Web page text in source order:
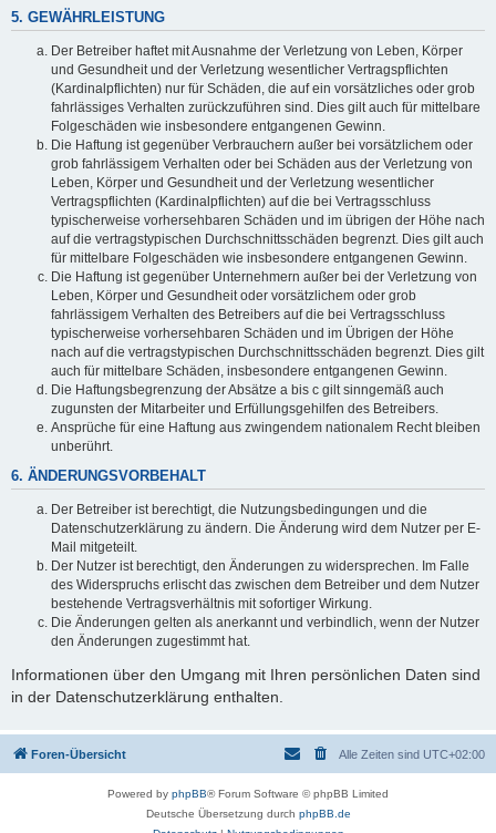
5. GEWÄHRLEISTUNG
Der Betreiber haftet mit Ausnahme der Verletzung von Leben, Körper
und Gesundheit und der Verletzung wesentlicher Vertragspflichten
(Kardinalpflichten) nur für Schäden, die auf ein vorsätzliches oder grob
fahrlässiges Verhalten zurückzuführen sind. Dies gilt auch für mittelbare
Folgeschäden wie insbesondere entgangenen Gewinn.
Die Haftung ist gegenüber Verbrauchern außer bei vorsätzlichem oder
grob fahrlässigem Verhalten oder bei Schäden aus der Verletzung von
Leben, Körper und Gesundheit und der Verletzung wesentlicher
Vertragspflichten (Kardinalpflichten) auf die bei Vertragsschluss
typischerweise vorhersehbaren Schäden und im übrigen der Höhe nach
auf die vertragstypischen Durchschnittsschäden begrenzt. Dies gilt auch
für mittelbare Folgeschäden wie insbesondere entgangenen Gewinn.
Die Haftung ist gegenüber Unternehmern außer bei der Verletzung von
Leben, Körper und Gesundheit oder vorsätzlichem oder grob
fahrlässigem Verhalten des Betreibers auf die bei Vertragsschluss
typischerweise vorhersehbaren Schäden und im Übrigen der Höhe
nach auf die vertragstypischen Durchschnittsschäden begrenzt. Dies gilt
auch für mittelbare Schäden, insbesondere entgangenen Gewinn.
Die Haftungsbegrenzung der Absätze a bis c gilt sinngemäß auch
zugunsten der Mitarbeiter und Erfüllungsgehilfen des Betreibers.
Ansprüche für eine Haftung aus zwingendem nationalem Recht bleiben
unberührt.
6. ÄNDERUNGSVORBEHALT
Der Betreiber ist berechtigt, die Nutzungsbedingungen und die
Datenschutzerklärung zu ändern. Die Änderung wird dem Nutzer per E-
Mail mitgeteilt.
Der Nutzer ist berechtigt, den Änderungen zu widersprechen. Im Falle
des Widerspruchs erlischt das zwischen dem Betreiber und dem Nutzer
bestehende Vertragsverhältnis mit sofortiger Wirkung.
Die Änderungen gelten als anerkannt und verbindlich, wenn der Nutzer
den Änderungen zugestimmt hat.
Informationen über den Umgang mit Ihren persönlichen Daten sind
in der Datenschutzerklärung enthalten.
Foren-Übersicht Alle Zeiten sind UTC+02:00
Powered by phpBB® Forum Software © phpBB Limited
Deutsche Übersetzung durch phpBB.de